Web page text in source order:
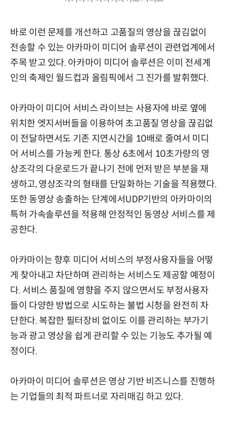
바로 이런 문제를 개선하고 고품질의 영상을 끊김없이
전송할 수 있는 아카마이 미디어 솔루션이 관련업계에서
주목 받고 있다. 아카마이 미디어 솔루션은 이미 전세계
인의 축제인 월드컵과 올림픽에서 그 진가를 발휘했다.
아카마이 미디어 서비스 라이브는 사용자에 바로 옆에
위치한 엣지서버들을 이용하여 초고품질 영상을 끊김없
이 전달하면서도 기존 지연시간을 10배로 줄여서 미디
어 서비스를 가능케 한다. 통상 6초에서 10초가량의 영
상조각의 다운로드가 끝나기 전에 먼저 받은 부분을 재
생하고, 영상조각의 형태를 단일화하는 기술을 적용했다.
또한 동영상 송출하는 단계에서UDP기반의 아카마이의
특허 가속솔루션을 적용해 안정적인 동영상 서비스를 제
공한다.
아카마이는 향후 미디어 서비스의 부정사용자들을 어떻
게 찾아내고 차단하며 관리하는 서비스도 제공할 예정이
다. 서비스 품질에 영향을 주지 않으면서도 부정사용자
들이 다양한 방법으로 시도하는 불법 시청을 완전히 차
단한다. 복잡한 필터장비 없이도 이를 관리하는 부가기
능과 광고 영상을 쉽게 관리할 수 있는 기능도 추가될 예
정이다.
아카마이 미디어 솔루션은 영상 기반 비즈니스를 진행하
는 기업들의 최적 파트너로 자리매김 하고 있다.